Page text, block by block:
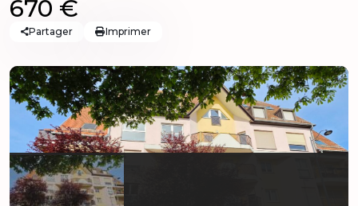
670 €
Partager Imprimer